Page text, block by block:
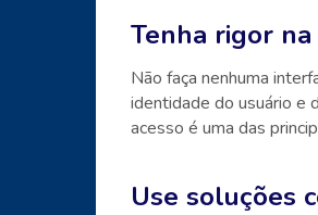
Tenha rigor
Não faça nenhuma
identidade do usuário e
acesso é uma das
Use soluções